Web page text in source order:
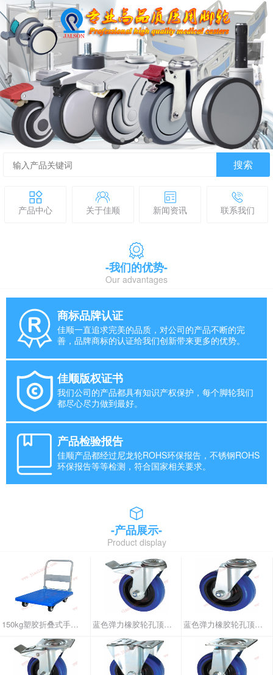
搜索
产品中心 关于佳顺 新闻资讯 联系我们
-我们的优势-
Our advantages
商标品牌认证
佳顺一直追求完美的品质，对公司的产品不断的完
善，品牌商标的认证给我们创新带来更多的优势。
佳顺版权证书
我们公司的产品都具有知识产权保护，每个脚轮我们
都尽心尽力做到最好。
产品检验报告
佳顺产品都经过尼龙轮ROHS环保报告，不锈钢ROHS
环保报告等等检测，符合国家相关要求。
-产品展示-
Product display
150kg塑胶折叠式手推车 蓝色弹力橡胶轮孔顶刹车 蓝色弹力橡胶轮孔顶活动